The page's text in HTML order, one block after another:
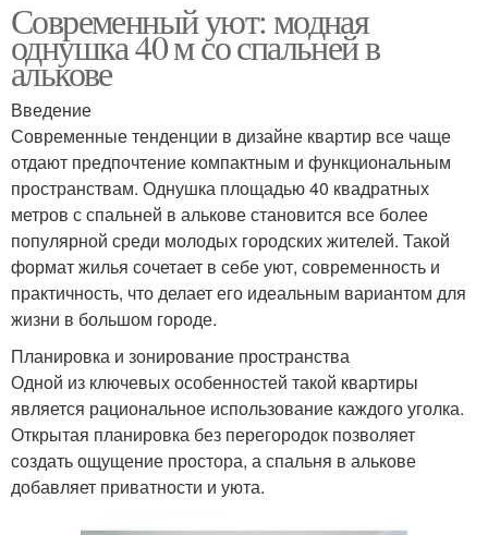
Современный уют: модная
однушка 40 м со спальней в
алькове
Введение
Современные тенденции в дизайне квартир все чаще
отдают предпочтение компактным и функциональным
пространствам. Однушка площадью 40 квадратных
метров с спальней в алькове становится все более
популярной среди молодых городских жителей. Такой
формат жилья сочетает в себе уют, современность и
практичность, что делает его идеальным вариантом для
жизни в большом городе.
Планировка и зонирование пространства
Одной из ключевых особенностей такой квартиры
является рациональное использование каждого уголка.
Открытая планировка без перегородок позволяет
создать ощущение простора, а спальня в алькове
добавляет приватности и уюта.